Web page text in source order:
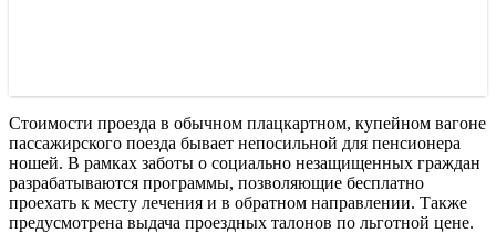
Стоимости проезда в обычном плацкартном, купейном вагоне
пассажирского поезда бывает непосильной для пенсионера
ношей. В рамках заботы о социально незащищенных граждан
разрабатываются программы, позволяющие бесплатно
проехать к месту лечения и в обратном направлении. Также
предусмотрена выдача проездных талонов по льготной цене.